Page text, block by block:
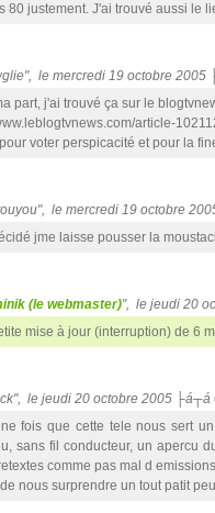
80 justement. J'ai trouvé aussi le
le mercredi 19 octobre 2005
part, j'ai trouvé ça sur le
article-
voter perspicacité et pour la
le mercredi 19 octobre
jme laisse pousser la
(le webmaster)", le jeudi 20
mise à jour (interruption) de 6
le jeudi 20 octobre 2005 ├á┬á
fois que cette tele nous sert
sans fil conducteur, un apercu
comme pas mal d
nous surprendre un tout patit